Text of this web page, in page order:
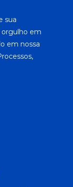
sua
em
em nossa